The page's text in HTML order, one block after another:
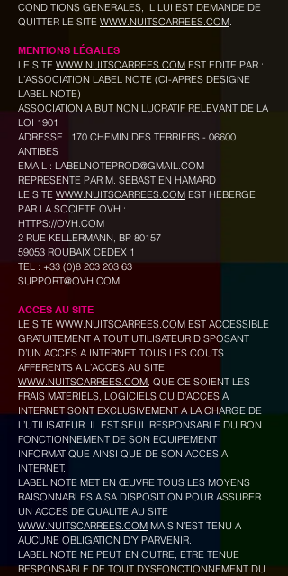
CONDITIONS GENERALES, IL LUI EST DEMANDE DE
QUITTER LE SITE WWW.NUITSCARREES.COM.
MENTIONS LÉGALES
LE SITE WWW.NUITSCARREES.COM EST EDITE PAR :
L’ASSOCIATION LABEL NOTE (CI-APRES DESIGNE
LABEL NOTE)
ASSOCIATION A BUT NON LUCRATIF RELEVANT DE LA
LOI 1901
ADRESSE : 170 CHEMIN DES TERRIERS - 06600
ANTIBES
EMAIL : LABELNOTEPROD@GMAIL.COM
REPRESENTE PAR M. SEBASTIEN HAMARD
LE SITE WWW.NUITSCARREES.COM EST HEBERGE
PAR LA SOCIETE OVH :
HTTPS://OVH.COM
2 RUE KELLERMANN, BP 80157
59053 ROUBAIX CEDEX 1
TEL : +33 (0)8 203 203 63
SUPPORT@OVH.COM
ACCES AU SITE
LE SITE WWW.NUITSCARREES.COM EST ACCESSIBLE
GRATUITEMENT A TOUT UTILISATEUR DISPOSANT
D’UN ACCES A INTERNET. TOUS LES COUTS
AFFERENTS A L’ACCES AU SITE
WWW.NUITSCARREES.COM, QUE CE SOIENT LES
FRAIS MATERIELS, LOGICIELS OU D’ACCES A
INTERNET SONT EXCLUSIVEMENT A LA CHARGE DE
L’UTILISATEUR. IL EST SEUL RESPONSABLE DU BON
FONCTIONNEMENT DE SON EQUIPEMENT
INFORMATIQUE AINSI QUE DE SON ACCES A
INTERNET.
LABEL NOTE MET EN ŒUVRE TOUS LES MOYENS
RAISONNABLES A SA DISPOSITION POUR ASSURER
UN ACCES DE QUALITE AU SITE
WWW.NUITSCARREES.COM MAIS N’EST TENU A
AUCUNE OBLIGATION D’Y PARVENIR.
LABEL NOTE NE PEUT, EN OUTRE, ETRE TENUE
RESPONSABLE DE TOUT DYSFONCTIONNEMENT DU